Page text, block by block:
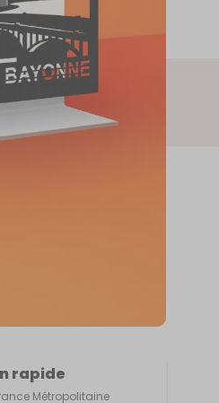
rapide
Métropolitaine